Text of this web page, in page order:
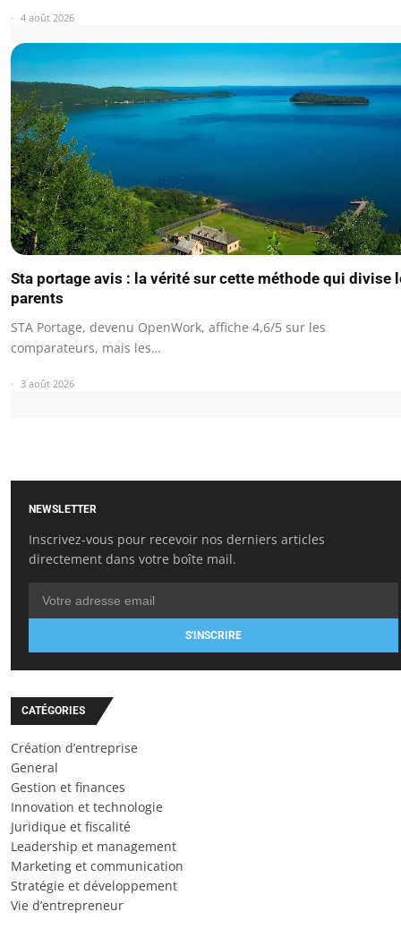
4 août 2026
Sta portage avis : la vérité sur cette méthode qui divise
parents
STA Portage, devenu OpenWork, affiche 4,6/5 sur les
comparateurs, mais les…
3 août 2026
NEWSLETTER
Inscrivez-vous pour recevoir nos derniers articles
directement dans votre boîte mail.
S'INSCRIRE
CATÉGORIES
Création d’entreprise
General
Gestion et finances
Innovation et technologie
Juridique et fiscalité
Leadership et management
Marketing et communication
Stratégie et développement
Vie d’entrepreneur